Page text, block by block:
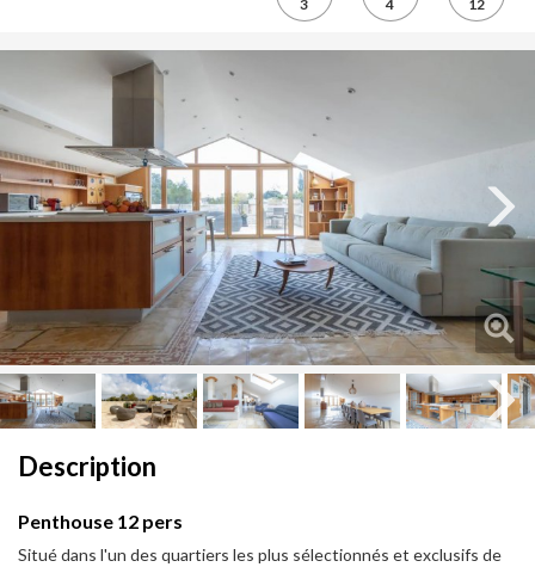
3 4 12
Next
Description
Penthouse 12 pers
Situé dans l'un des quartiers les plus sélectionnés et exclusifs de